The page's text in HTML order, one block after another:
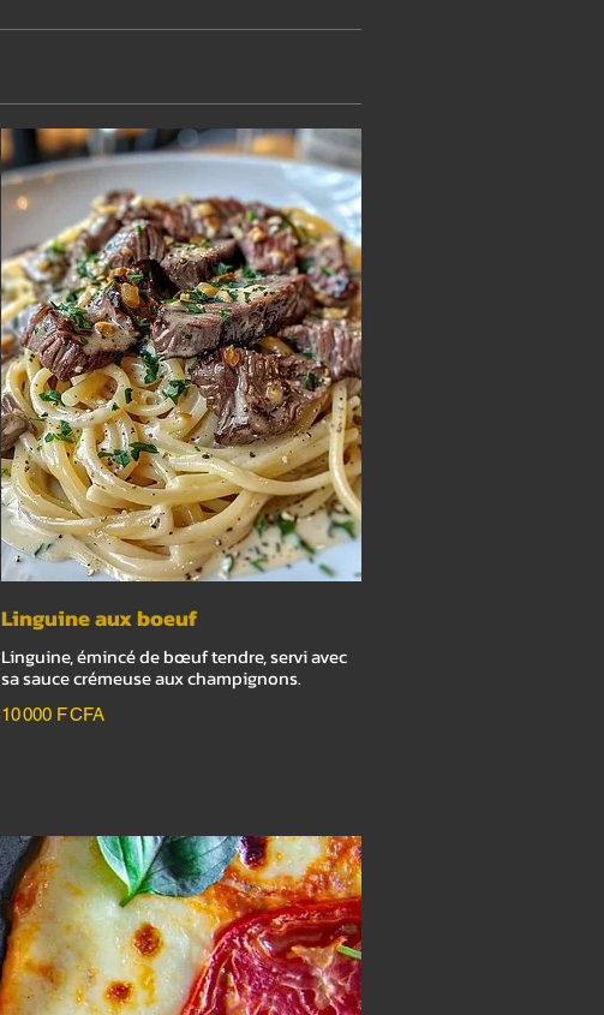
Linguine aux boeuf
Linguine, émincé de bœuf tendre, servi avec
sa sauce crémeuse aux champignons.
10 000 F CFA